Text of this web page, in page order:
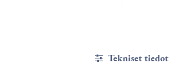
Tekniset tiedot